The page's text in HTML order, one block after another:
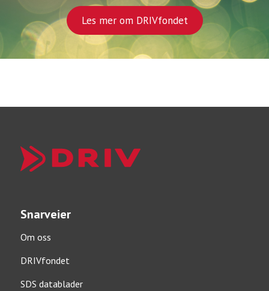
Les mer om DRIVfondet
Snarveier
Om oss
DRIVfondet
SDS datablader